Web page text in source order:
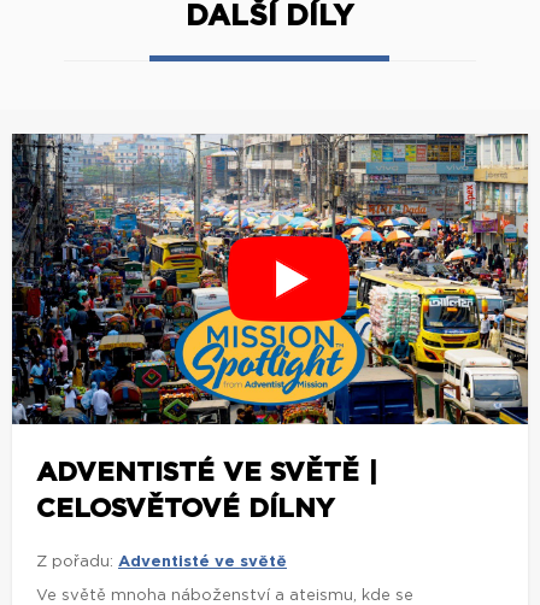
DALŠÍ DÍLY
ADVENTISTÉ VE SVĚTĚ |
CELOSVĚTOVÉ DÍLNY
Z pořadu: Adventisté ve světě
Ve světě mnoha náboženství a ateismu, kde se